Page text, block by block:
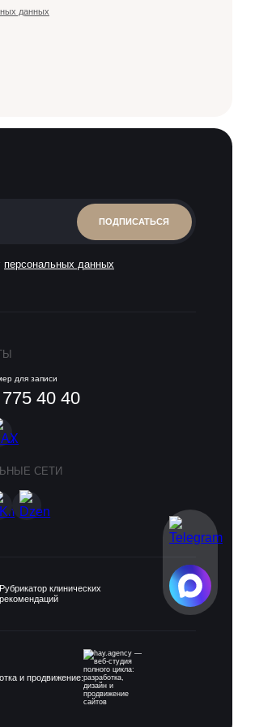
данных
ПОДПИСАТЬСЯ
персональных данных
для записи
40 40
СЕТИ
Рубрикатор клинических
рекомендаций
и продвижение: